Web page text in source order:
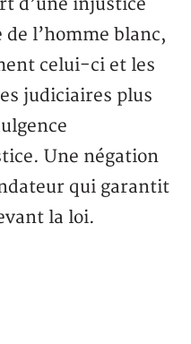
d’une injustice
l’homme blanc,
celui-ci et les
judiciaires plus
Une négation
qui garantit
la loi.